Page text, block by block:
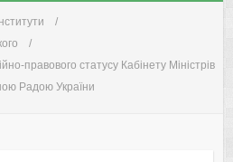
правового статусу Кабінету Міністрів
Радою України